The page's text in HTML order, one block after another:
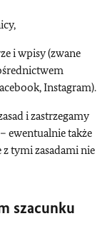
i wpisy (zwane
Instagram).
i zastrzegamy
ewentualnie także
tymi zasadami nie
szacunku